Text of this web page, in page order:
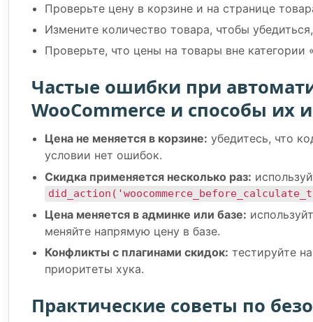
Проверьте цену в корзине и на странице
Измените количество товара, чтобы
Проверьте, что цены на товары вне категории
Частые ошибки при
WooCommerce и способы их
Цена не меняется в корзине: убедитесь, что
условии нет ошибок.
Скидка применяется несколько раз:
Цена меняется в админке или базе:
меняйте напрямую цену в базе.
Конфликты с плагинами скидок: тестируйте
приоритеты хука.
Практические советы по